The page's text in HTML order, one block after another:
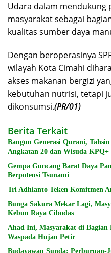
Udara dalam mendukung
masyarakat sebagai
kualitas sumber daya
Dengan beroperasinya
wilayah Kota Cimahi
akses makanan bergizi
kebutuhan nutrisi, tetapi
dikonsumsi.(PR/01)
Berita Terkait
Bangun Generasi Qurani,
Angkatan 20 dan Wisuda KPQ+
Gempa Guncang Barat Daya
Berpotensi Tsunami
Tri Adhianto Teken Komitmen
Bunga Sakura Mekar Lagi,
Kebun Raya Cibodas
Ahad Ini, Masyarakat di
Waspada Hujan Petir
Budayawan Sunda: Perburuan-